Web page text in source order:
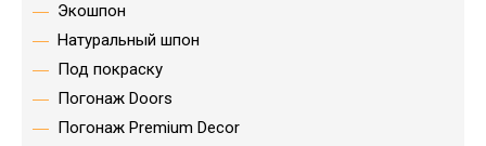
Экошпон
Натуральный шпон
Под покраску
Погонаж Doors
Погонаж Premium Decor